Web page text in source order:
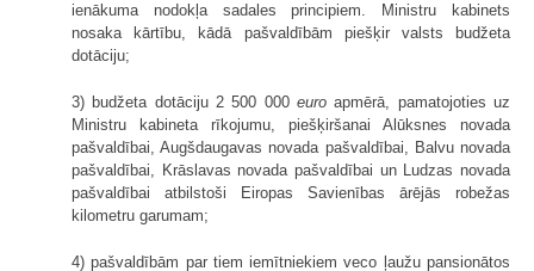
ienākuma nodokļa sadales principiem. Ministru kabinets
nosaka kārtību, kādā pašvaldībām piešķir valsts budžeta
dotāciju;
3) budžeta dotāciju 2 500 000 euro apmērā, pamatojoties uz
Ministru kabineta rīkojumu, piešķiršanai Alūksnes novada
pašvaldībai, Augšdaugavas novada pašvaldībai, Balvu novada
pašvaldībai, Krāslavas novada pašvaldībai un Ludzas novada
pašvaldībai atbilstoši Eiropas Savienības ārējās robežas
kilometru garumam;
4) pašvaldībām par tiem iemītniekiem veco ļaužu pansionātos